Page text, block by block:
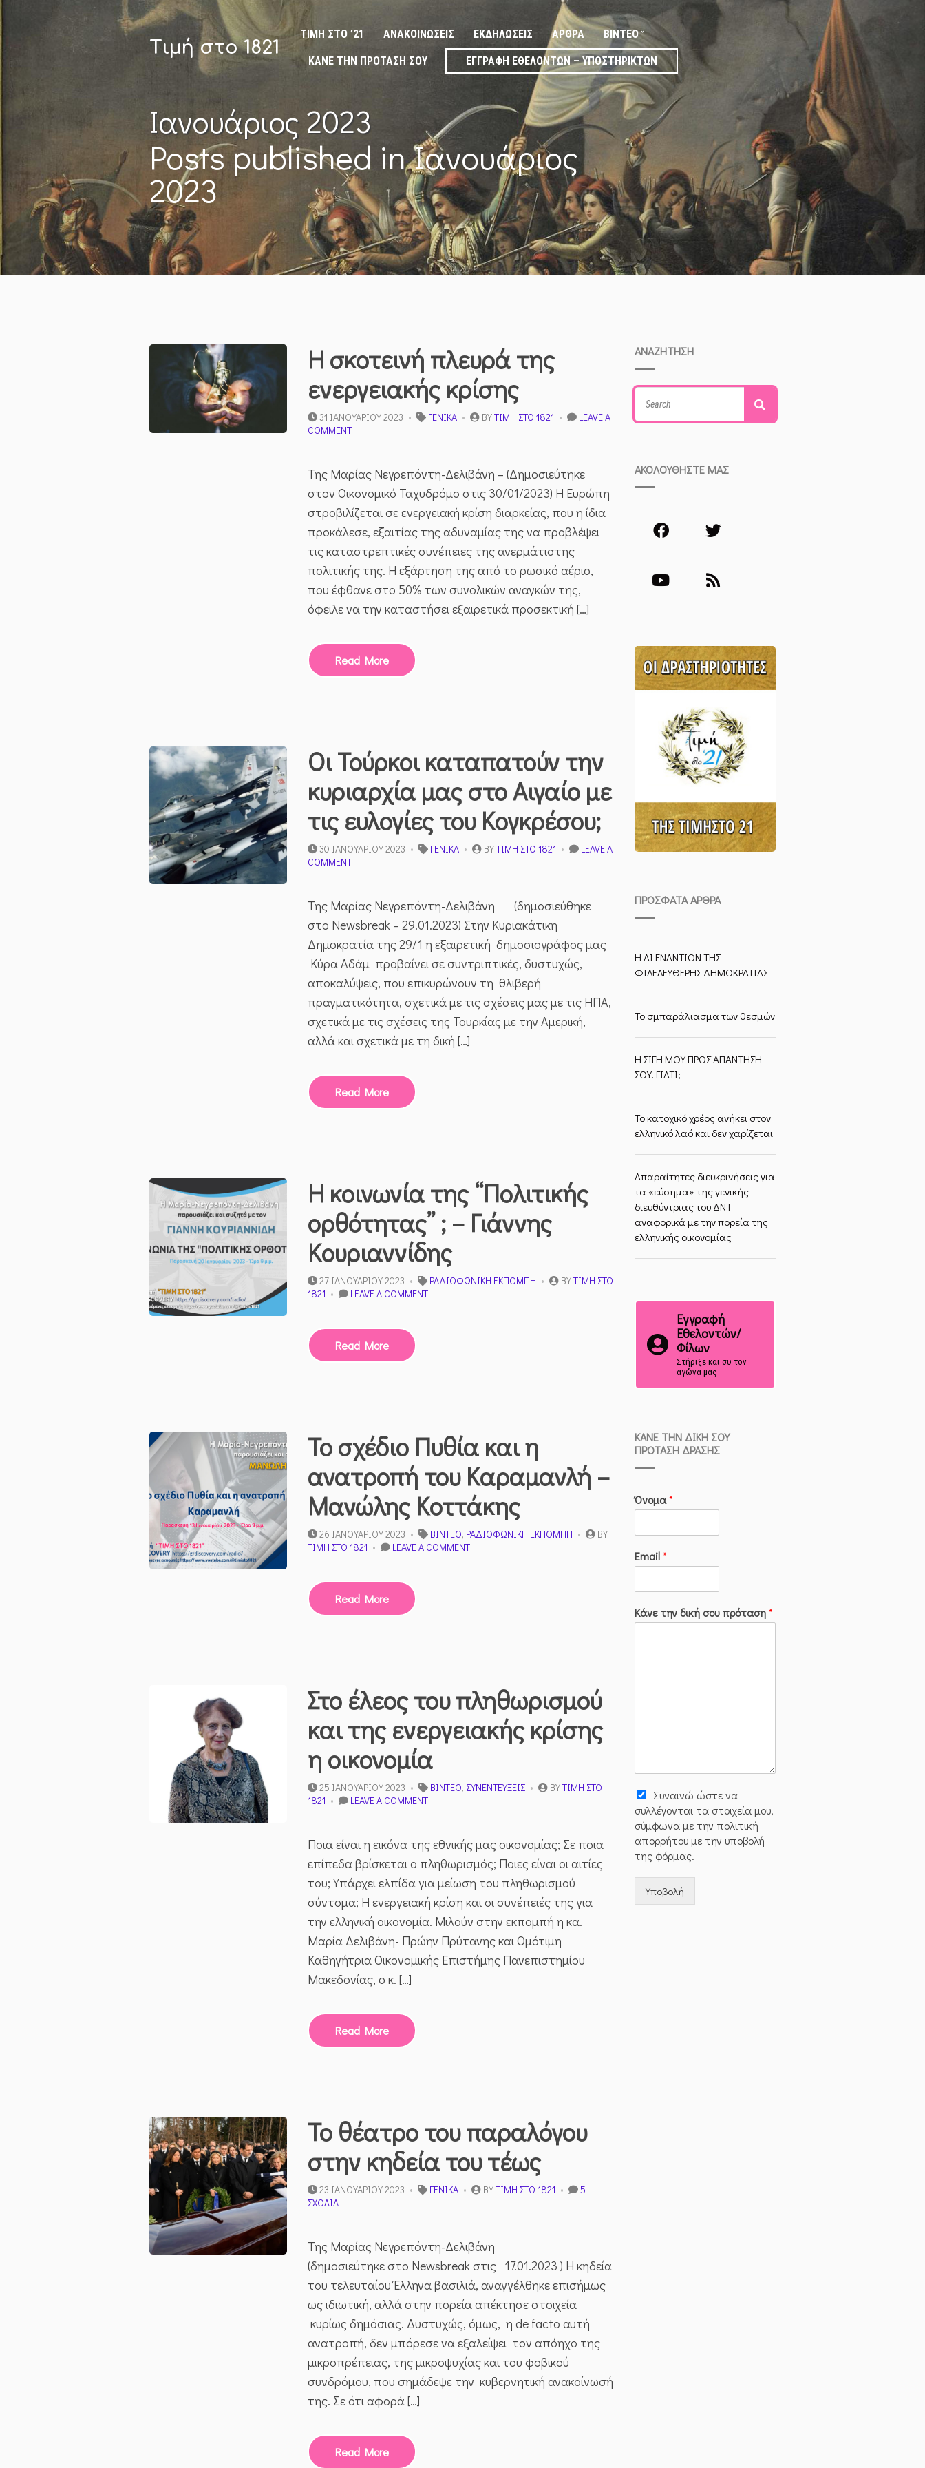
Τιμή στο 1821
ΤΙΜΉ ΣΤΟ ’21 ΑΝΑΚΟΙΝΏΣΕΙΣ ΕΚΔΗΛΏΣΕΙΣ ΆΡΘΡΑ ΒΊΝΤΕΟ
ΚΆΝΕ ΤΗΝ ΠΡΌΤΑΣΉ ΣΟΥ ΕΓΓΡΑΦΉ ΕΘΕΛΟΝΤΏΝ – ΥΠΟΣΤΗΡΙΚΤΏΝ
Ιανουάριος 2023
Posts published in Ιανουάριος
2023
Η σκοτεινή πλευρά της
ενεργειακής κρίσης
31 ΙΑΝΟΥΑΡΊΟΥ 2023 ΓΕΝΙΚΆ BYΤΙΜΉ ΣΤΟ 1821
LEAVE A
COMMENTON
ΠΛΕΥΡΆ
ΤΗΣ
ΕΝΕΡΓΕΙΑΚΉΣ
ΚΡΊΣΗΣ
Της Μαρίας Νεγρεπόντη-Δελιβάνη – (Δημοσιεύτηκε
στον Οικονομικό Ταχυδρόμο στις 30/01/2023) Η Ευρώπη
στροβιλίζεται σε ενεργειακή κρίση διαρκείας, που η ίδια
προκάλεσε, εξαιτίας της αδυναμίας της να προβλέψει
τις καταστρεπτικές συνέπειες της ανερμάτιστης
πολιτικής της. Η εξάρτηση της από το ρωσικό αέριο,
που έφθανε στο 50% των συνολικών αναγκών της,
όφειλε να την καταστήσει εξαιρετικά προσεκτική […]
Read More
Οι Τούρκοι καταπατούν την
κυριαρχία μας στο Αιγαίο με
τις ευλογίες του Κογκρέσου;
30 ΙΑΝΟΥΑΡΊΟΥ 2023 ΓΕΝΙΚΆ BYΤΙΜΉ ΣΤΟ 1821
LEAVE A
COMMENTON
ΚΑΤΑΠΑΤΟΎΝ
ΤΗΝ
ΚΥΡΙΑΡΧΊΑ
ΜΑΣ
ΣΤΟ
ΑΙΓΑΊΟ
ΜΕ
ΤΙΣ
ΕΥΛΟΓΊΕΣ
ΤΟΥ
ΚΟΓΚΡΈΣΟΥ;
Της Μαρίας Νεγρεπόντη-Δελιβάνη (δημοσιεύθηκε
στο Newsbreak – 29.01.2023) Στην Κυριακάτικη
Δημοκρατία της 29/1 η εξαιρετική δημοσιογράφος μας
Κύρα Αδάμ προβαίνει σε συντριπτικές, δυστυχώς,
αποκαλύψεις, που επικυρώνουν τη θλιβερή
πραγματικότητα, σχετικά με τις σχέσεις μας με τις ΗΠΑ,
σχετικά με τις σχέσεις της Τουρκίας με την Αμερική,
αλλά και σχετικά με τη δική […]
Read More
Η κοινωνία της “Πολιτικής
ορθότητας” ; – Γιάννης
Κουριαννίδης
27 ΙΑΝΟΥΑΡΊΟΥ 2023 ΡΑΔΙΟΦΩΝΙΚΉ ΕΚΠΟΜΠΉ BYΤΙΜΉ ΣΤΟ
1821
LEAVE A COMMENTON
Read More
Το σχέδιο Πυθία και η
ανατροπή του Καραμανλή –
Μανώλης Κοττάκης
26 ΙΑΝΟΥΑΡΊΟΥ 2023 ΒΊΝΤΕΟ, ΡΑΔΙΟΦΩΝΙΚΉ ΕΚΠΟΜΠΉ
BY
ΤΙΜΉ ΣΤΟ 1821
LEAVE A COMMENTON
ΚΟΤΤΆΚΗΣ
Read More
Στο έλεος του πληθωρισμού
και της ενεργειακής κρίσης
η οικονομία
25 ΙΑΝΟΥΑΡΊΟΥ 2023 ΒΊΝΤΕΟ, ΣΥΝΕΝΤΕΎΞΕΙΣ BYΤΙΜΉ ΣΤΟ
1821
LEAVE A COMMENTON
ΤΟΥ
ΠΛΗΘΩΡΙΣΜΟΎ
ΚΑΙ
ΤΗΣ
ΕΝΕΡΓΕΙΑΚΉΣ
ΚΡΊΣΗΣ
Η
ΟΙΚΟΝΟΜΊΑ
Ποια είναι η εικόνα της εθνικής μας οικονομίας; Σε ποια
επίπεδα βρίσκεται ο πληθωρισμός; Ποιες είναι οι αιτίες
του; Υπάρχει ελπίδα για μείωση του πληθωρισμού
σύντομα; Η ενεργειακή κρίση και οι συνέπειές της για
την ελληνική οικονομία. Μιλούν στην εκπομπή η κα.
Μαρία Δελιβάνη- Πρώην Πρύτανης και Ομότιμη
Καθηγήτρια Οικονομικής Επιστήμης Πανεπιστημίου
Μακεδονίας, ο κ. […]
Read More
Το θέατρο του παραλόγου
στην κηδεία του τέως
23 ΙΑΝΟΥΑΡΊΟΥ 2023 ΓΕΝΙΚΆ BYΤΙΜΉ ΣΤΟ 1821
5
ΣΧΌΛΙΑΣΤΟ
ΤΟΥ
ΠΑΡΑΛΌΓΟΥ
ΣΤΗΝ
ΚΗΔΕΊΑ
ΤΟΥ
ΤΈΩΣ
Της Μαρίας Νεγρεπόντη-Δελιβάνη
(δημοσιεύτηκε στο Newsbreak στις 17.01.2023 ) Η κηδεία
του τελευταίου Έλληνα βασιλιά, αναγγέλθηκε επισήμως
ως ιδιωτική, αλλά στην πορεία απέκτησε στοιχεία
κυρίως δημόσιας. Δυστυχώς, όμως, η de facto αυτή
ανατροπή, δεν μπόρεσε να εξαλείψει τον απόηχο της
μικροπρέπειας, της μικροψυχίας και του φοβικού
συνδρόμου, που σημάδεψε την κυβερνητική ανακοίνωσή
της. Σε ότι αφορά […]
Read More
ΑΝΑΖΗΤΗΣΗ
Search
for:
ΑΚΟΛΟΥΘΗΣΤΕ ΜΑΣ
ΠΡΌΣΦΑΤΑ ΆΡΘΡΑ
Η ΑΙ ΕΝΑΝΤΙΟΝ ΤΗΣ
ΦΙΛΕΛΕΥΘΕΡΗΣ ΔΗΜΟΚΡΑΤΙΑΣ
Το σμπαράλιασμα των θεσμών
Η ΣΙΓΗ ΜΟΥ ΠΡΟΣ ΑΠΑΝΤΗΣΗ
ΣΟΥ. ΓΙΑΤΙ;
Το κατοχικό χρέος ανήκει στον
ελληνικό λαό και δεν χαρίζεται
Απαραίτητες διευκρινήσεις για
τα «εύσημα» της γενικής
διευθύντριας του ΔΝΤ
αναφορικά με την πορεία της
ελληνικής οικονομίας
Εγγραφή
Εθελοντών/
Φίλων
Στήριξε και συ τον
αγώνα μας
ΚΆΝΕ ΤΗΝ ΔΙΚΉ ΣΟΥ
ΠΡΌΤΑΣΗ ΔΡΆΣΗΣ
Όνομα*
Email*
Κάνε την δική σου πρόταση*
Συναινώ ώστε να
συλλέγoνται τα στοιχεία μου,
σύμφωνα με την πολιτική
απορρήτου με την υποβολή
της φόρμας.
Υποβολή